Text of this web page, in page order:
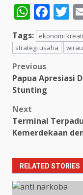
Tags: ekonomi
strategi usaha
Post
navigation
Previous
Papua Apresiasi
Stunting
Next
Terminal
Kemerdekaan
RELATED STORIES